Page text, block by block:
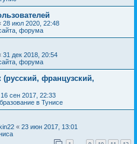
28 июл 2020, 22:48
форума
31 дек 2018, 20:54
форума
(русский, французский,
16 сен 2017, 22:33
в Тунисе
« 23 июн 2017, 13:01